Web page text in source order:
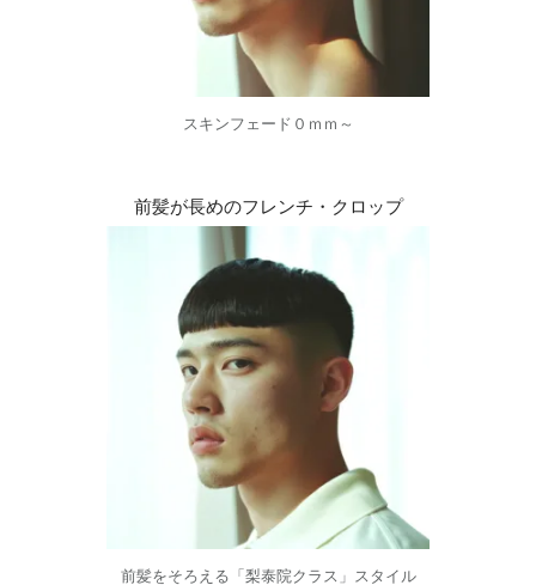
スキンフェード０ｍｍ～
前髪が長めのフレンチ・クロップ
前髪をそろえる「梨泰院クラス」スタイル